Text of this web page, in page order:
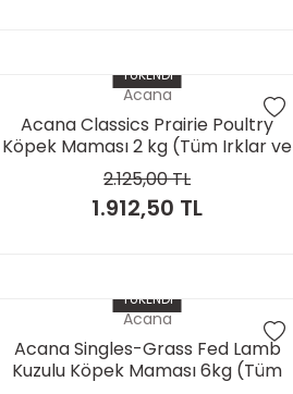
TÜKENDİ
Acana
Acana Classics Prairie Poultry
Köpek Maması 2 kg (Tüm Irklar ve
Yaşam Evreleri İçin)
2.125,00 TL
1.912,50 TL
TÜKENDİ
Acana
Acana Singles-Grass Fed Lamb
Kuzulu Köpek Maması 6kg (Tüm